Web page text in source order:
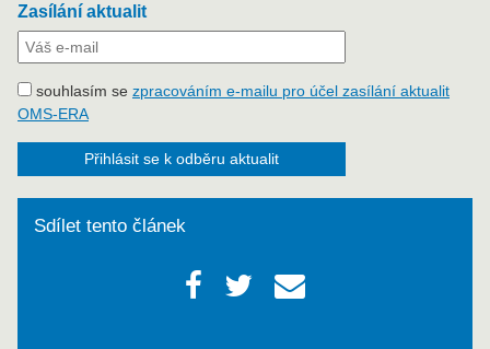
Zasílání aktualit
souhlasím se zpracováním e-mailu pro účel zasílání aktualit
OMS-ERA
Přihlásit se k odběru aktualit
Sdílet tento článek